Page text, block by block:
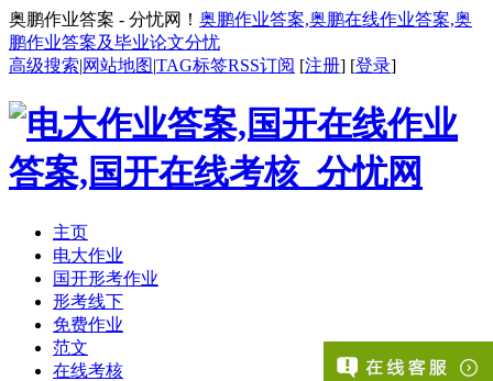
奥鹏作业答案 - 分忧网！ 奥鹏作业答案,奥鹏在线作业答案,奥
鹏作业答案及毕业论文分忧
高级搜索|网站地图|TAG标签RSS订阅 [注册] [登录]
主页
电大作业
国开形考作业
形考线下
免费作业
范文
在线考核